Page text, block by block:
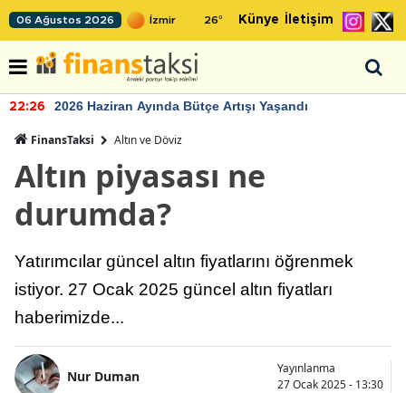
06 Ağustos 2026 26° Künye İletişim
22:26 2026 Haziran Ayında Bütçe Artışı Yaşandı
FinansTaksi Altın ve Döviz
Altın piyasası ne
durumda?
Yatırımcılar güncel altın fiyatlarını öğrenmek
istiyor. 27 Ocak 2025 güncel altın fiyatları
haberimizde...
Nur Duman
Yayınlanma
27 Ocak 2025 - 13:30